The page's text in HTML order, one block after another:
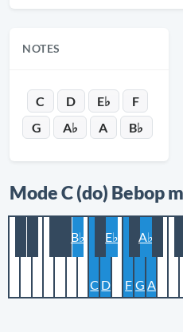
NOTES
C D E♭
F
G
A♭ A B♭
Mode C (do) Bebop
B♭
C D
E♭
F G
A♭
A